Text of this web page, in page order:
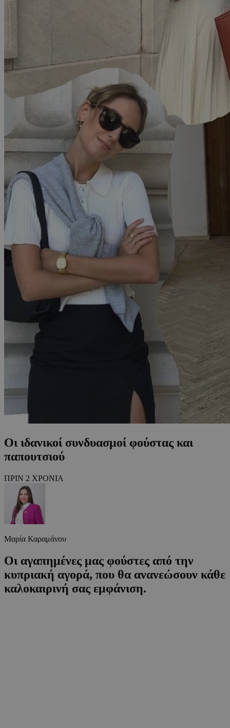
Οι ιδανικοί συνδυασμοί φούστας και
παπουτσιού
ΠΡΙΝ 2 ΧΡΟΝΙΑ
Μαρία Καραμάνου
Οι αγαπημένες μας φούστες από την
κυπριακή αγορά, που θα ανανεώσουν κάθε
καλοκαιρινή σας εμφάνιση.